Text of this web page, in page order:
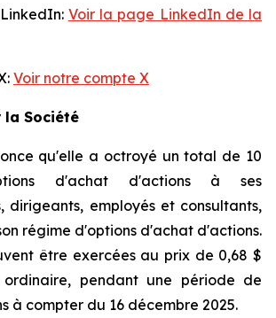
Voir la page LinkedIn de la
Voir notre compte X
la Société
qu'elle a octroyé un total de 10
d'achat d'actions à ses
dirigeants, employés et consultants,
régime d'options d'achat d'actions.
être exercées au prix de 0,68 $
pendant une période de
à compter du 16 décembre 2025.